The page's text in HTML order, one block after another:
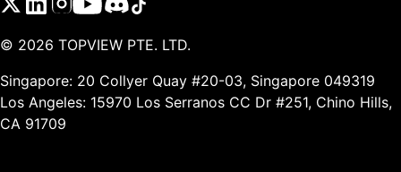
© 2026 TOPVIEW PTE. LTD.
Singapore: 20 Collyer Quay #20-03, Singapore 049319
Los Angeles: 15970 Los Serranos CC Dr #251, Chino Hills,
CA 91709